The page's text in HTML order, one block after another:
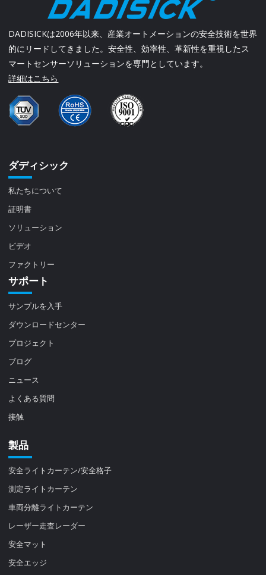
DADISICKは2006年以来、産業オートメーションの安全技術を世界
的にリードしてきました。安全性、効率性、革新性を重視したス
マートセンサーソリューションを専門としています。
詳細はこちら
ダディシック
私たちについて
証明書
ソリューション
ビデオ
ファクトリー
サポート
サンプルを入手
ダウンロードセンター
プロジェクト
ブログ
ニュース
よくある質問
接触
製品
安全ライトカーテン/安全格子
測定ライトカーテン
車両分離ライトカーテン
レーザー走査レーダー
安全マット
安全エッジ